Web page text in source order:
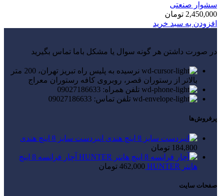
سشوار صنعتی
2,450,000 تومان
افزودن به سبد خرید
در صورت داشتن هر گونه سوال یا مشکل باما تماس بگیرید
نرسیده به پلیس راه تبریز تهران، 200 متر
بالاتر از رستوران قصر، روبروی کافه رستوران معراج
تلفن همراه: 09027186633
تلفن تماس: 09027186633
پرفروش‌ها
انبردست سایز 8 اینچ هندی
184,800 تومان
آچار فرانسه 8 اینچ
هانتر HUNTER
462,000 تومان
صفحات سایت